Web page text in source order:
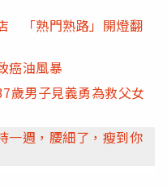
「熟門熟路」開燈翻
癌油風暴
男子見義勇為救父女
一週，腰細了，瘦到你